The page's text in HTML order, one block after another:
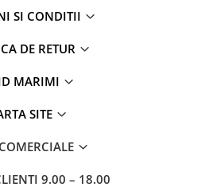
SI CONDITII
DE RETUR
MARIMI
SITE
9.00 – 18.00